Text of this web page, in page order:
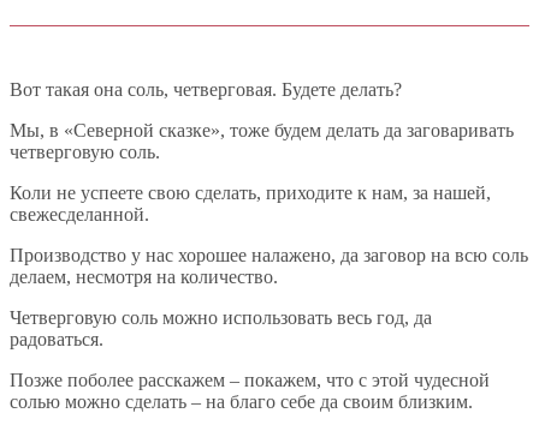
Вот такая она соль, четверговая. Будете делать?
Мы, в «Северной сказке», тоже будем делать да заговаривать
четверговую соль.
Коли не успеете свою сделать, приходите к нам, за нашей,
свежесделанной.
Производство у нас хорошее налажено, да заговор на всю соль
делаем, несмотря на количество.
Четверговую соль можно использовать весь год, да
радоваться.
Позже поболее расскажем – покажем, что с этой чудесной
солью можно сделать – на благо себе да своим близким.